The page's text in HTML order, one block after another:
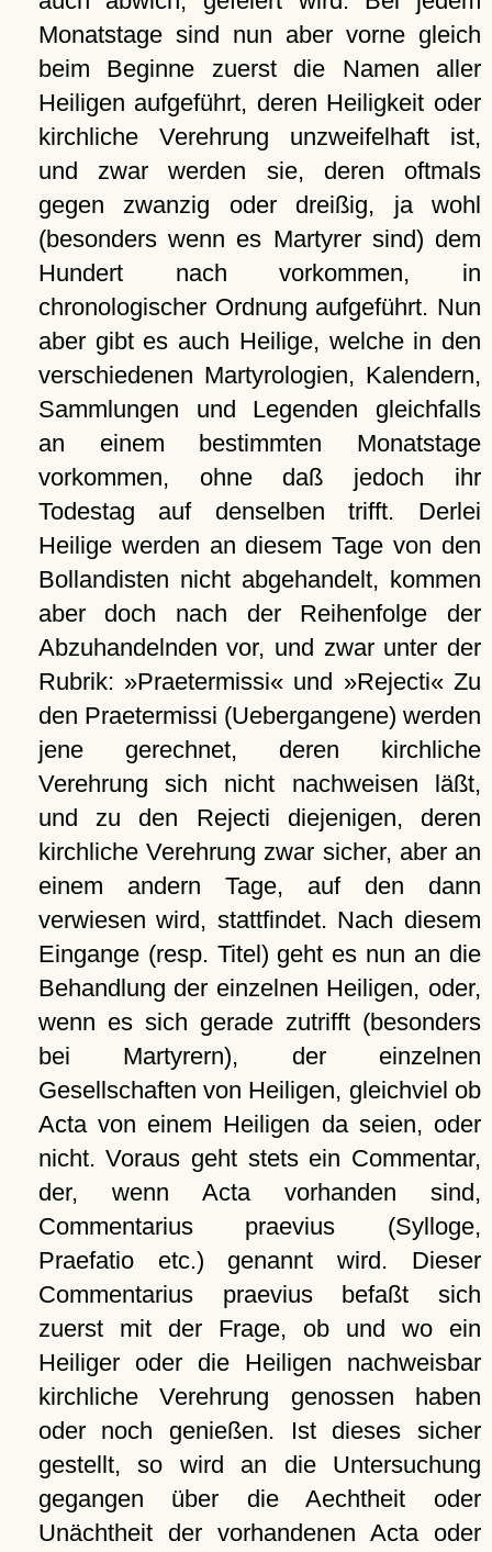
Monatstage sind nun aber vorne gleich
beim Beginne zuerst die Namen aller
Heiligen aufgeführt, deren Heiligkeit oder
kirchliche Verehrung unzweifelhaft ist,
und zwar werden sie, deren oftmals
gegen zwanzig oder dreißig, ja wohl
(besonders wenn es Martyrer sind) dem
Hundert nach vorkommen, in
chronologischer Ordnung aufgeführt. Nun
aber gibt es auch Heilige, welche in den
verschiedenen Martyrologien, Kalendern,
Sammlungen und Legenden gleichfalls
an einem bestimmten Monatstage
vorkommen, ohne daß jedoch ihr
Todestag auf denselben trifft. Derlei
Heilige werden an diesem Tage von den
Bollandisten nicht abgehandelt, kommen
aber doch nach der Reihenfolge der
Abzuhandelnden vor, und zwar unter der
Rubrik: »Praetermissi« und »Rejecti« Zu
den Praetermissi (Uebergangene) werden
jene gerechnet, deren kirchliche
Verehrung sich nicht nachweisen läßt,
und zu den Rejecti diejenigen, deren
kirchliche Verehrung zwar sicher, aber an
einem andern Tage, auf den dann
verwiesen wird, stattfindet. Nach diesem
Eingange (resp. Titel) geht es nun an die
Behandlung der einzelnen Heiligen, oder,
wenn es sich gerade zutrifft (besonders
bei Martyrern), der einzelnen
Gesellschaften von Heiligen, gleichviel ob
Acta von einem Heiligen da seien, oder
nicht. Voraus geht stets ein Commentar,
der, wenn Acta vorhanden sind,
Commentarius praevius (Sylloge,
Praefatio etc.) genannt wird. Dieser
Commentarius praevius befaßt sich
zuerst mit der Frage, ob und wo ein
Heiliger oder die Heiligen nachweisbar
kirchliche Verehrung genossen haben
oder noch genießen. Ist dieses sicher
gestellt, so wird an die Untersuchung
gegangen über die Aechtheit oder
Unächtheit der vorhandenen Acta oder